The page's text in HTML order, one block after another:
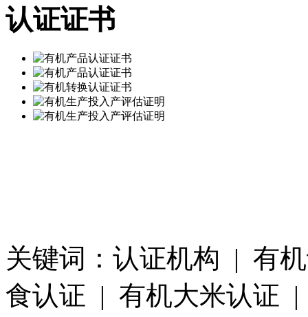
认证证书
关键词：认证机构 | 有
食认证 | 有机大米认证